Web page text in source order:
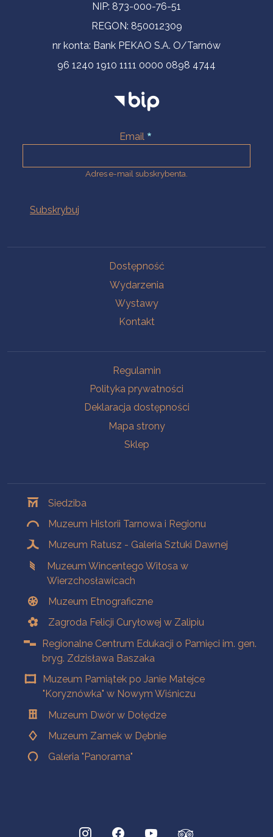
NIP: 873-000-76-51
REGON: 850012309
nr konta: Bank PEKAO S.A. O/Tarnów
96 1240 1910 1111 0000 0898 4744
Email
Adres e-mail subskrybenta.
Dostępność
Wydarzenia
Wystawy
Kontakt
Regulamin
Polityka prywatności
Deklaracja dostępności
Mapa strony
Sklep
Siedziba
Muzeum Historii Tarnowa i Regionu
Muzeum Ratusz - Galeria Sztuki Dawnej
Muzeum Wincentego Witosa w
Wierzchosławicach
Muzeum Etnograficzne
Zagroda Felicji Curyłowej w Zalipiu
Regionalne Centrum Edukacji o Pamięci im. gen.
bryg. Zdzisława Baszaka
Muzeum Pamiątek po Janie Matejce
"Koryznówka" w Nowym Wiśniczu
Muzeum Dwór w Dołędze
Muzeum Zamek w Dębnie
Galeria "Panorama"